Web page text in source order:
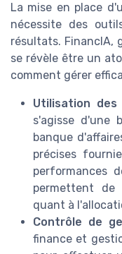
La mise en place
nécessite des
résultats. FinancIA,
se révèle être un
comment gérer
Utilisation des
s'agisse d'une
banque
précises
performances
permettent de
quant à
Contrôle de
finance et